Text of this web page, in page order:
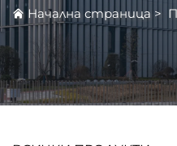
Начална страница >